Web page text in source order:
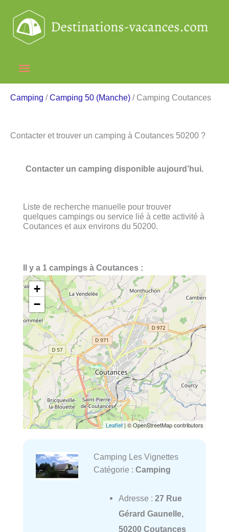
contenu
Menu
principal
Camping /Camping 50 (Manche) / Camping Coutances
Contacter et trouver un camping à Coutances 50200 ?
Contacter un camping disponible aujourd’hui.
Liste de recherche manuelle pour trouver
quelques campings ou service lié à cette activité à
Coutances et aux environs du 50200.
Il y a 1 campings à Coutances :
+
−
Leaflet | © OpenStreetMap contributors
Camping Les Vignettes
Catégorie : Camping
Adresse : 27 Rue
Gérard Gaunelle,
50200 Coutances